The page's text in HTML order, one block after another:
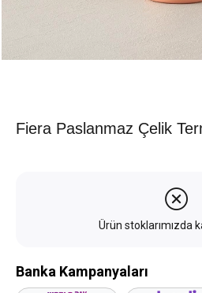
Fiera Paslanmaz Çelik
Ürün stoklarımızda
Banka Kampanyaları